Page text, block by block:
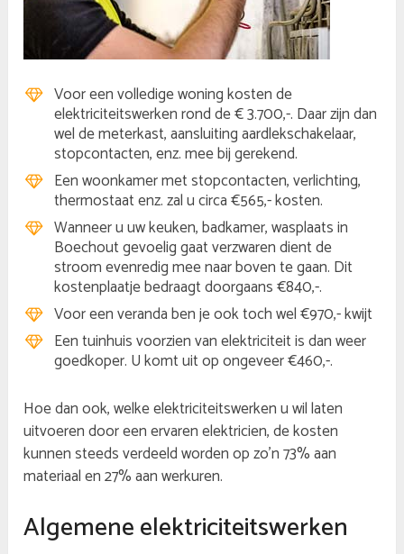
Voor een volledige woning kosten de
elektriciteitswerken rond de € 3.700,-. Daar zijn dan
wel de meterkast, aansluiting aardlekschakelaar,
stopcontacten, enz. mee bij gerekend.
Een woonkamer met stopcontacten, verlichting,
thermostaat enz. zal u circa €565,- kosten.
Wanneer u uw keuken, badkamer, wasplaats in
Boechout gevoelig gaat verzwaren dient de
stroom evenredig mee naar boven te gaan. Dit
kostenplaatje bedraagt doorgaans €840,-.
Voor een veranda ben je ook toch wel €970,- kwijt
Een tuinhuis voorzien van elektriciteit is dan weer
goedkoper. U komt uit op ongeveer €460,-.
Hoe dan ook, welke elektriciteitswerken u wil laten
uitvoeren door een ervaren elektricien, de kosten
kunnen steeds verdeeld worden op zo’n 73% aan
materiaal en 27% aan werkuren.
Algemene elektriciteitswerken